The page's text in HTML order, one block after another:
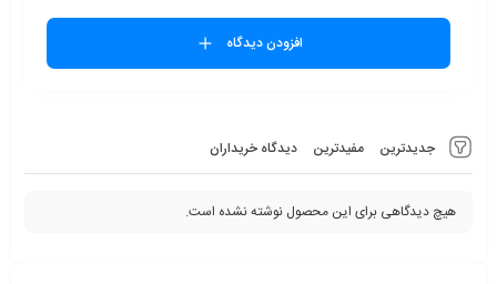
جدیدترین مفیدترین دیدگاه خریداران
هیچ دیدگاهی برای این محصول نوشته نشده است.
افزودن دیدگاه